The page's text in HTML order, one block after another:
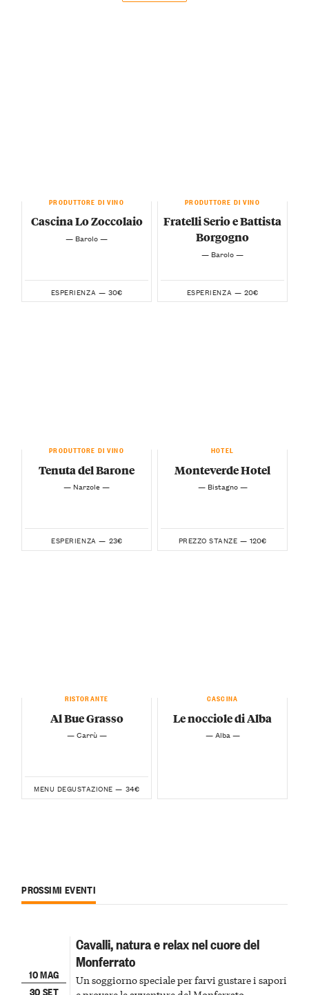
PRODUTTORE DI VINO
Cascina Lo Zoccolaio
— Barolo —
ESPERIENZA — 30€
PRODUTTORE DI VINO
Fratelli Serio e Battista
Borgogno
— Barolo —
ESPERIENZA — 20€
PRODUTTORE DI VINO
Tenuta del Barone
— Narzole —
ESPERIENZA — 23€
HOTEL
Monteverde Hotel
— Bistagno —
PREZZO STANZE — 120€
RISTORANTE
Al Bue Grasso
— Carrù —
MENU DEGUSTAZIONE — 34€
CASCINA
Le nocciole di Alba
— Alba —
PROSSIMI EVENTI
10 MAG
30 SET
Cavalli, natura e relax nel cuore del
Monferrato
Un soggiorno speciale per farvi gustare i sapori